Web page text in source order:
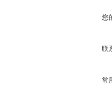
您
联
常